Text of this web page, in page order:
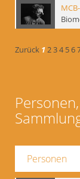
Zurück 1234 56
Personen